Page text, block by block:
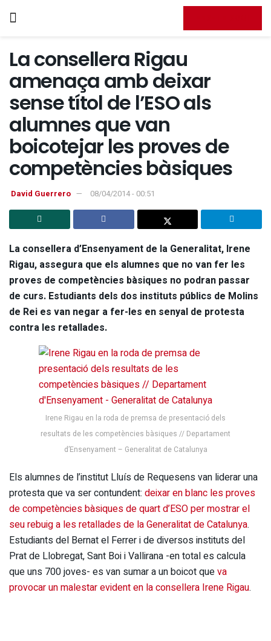
La consellera Rigau
amenaça amb deixar
sense títol de l’ESO als
alumnes que van
boicotejar les proves de
competències bàsiques
David Guerrero 08/04/2014 - 00:51
La consellera d’Ensenyament de la Generalitat, Irene
Rigau, assegura que els alumnes que no van fer les
proves de competències bàsiques no podran passar
de curs. Estudiants dels dos instituts públics de Molins
de Rei es van negar a fer-les en senyal de protesta
contra les retallades.
Irene Rigau en la roda de premsa de presentació dels
resultats de les competències bàsiques // Departament
d’Ensenyament – Generalitat de Catalunya
Els alumnes de l’institut Lluís de Requesens van liderar una
protesta que va ser contundent: deixar en blanc les proves
de competències bàsiques de quart d’ESO per mostrar el
seu rebuig a les retallades de la Generalitat de Catalunya.
Estudiants del Bernat el Ferrer i de diversos instituts del
Prat de Llobregat, Sant Boi i Vallirana -en total es calcula
que uns 700 joves- es van sumar a un boicot queva
provocar un malestar evident en la consellera Irene Rigau.